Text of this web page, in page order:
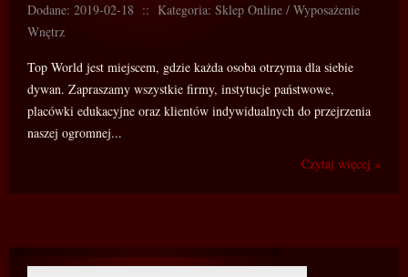
Dodane: 2019-02-18 :: Kategoria: Sklep Online / Wyposażenie
Wnętrz
Top World jest miejscem, gdzie każda osoba otrzyma dla siebie
dywan. Zapraszamy wszystkie firmy, instytucje państwowe,
placówki edukacyjne oraz klientów indywidualnych do przejrzenia
naszej ogromnej...
Czytaj więcej »